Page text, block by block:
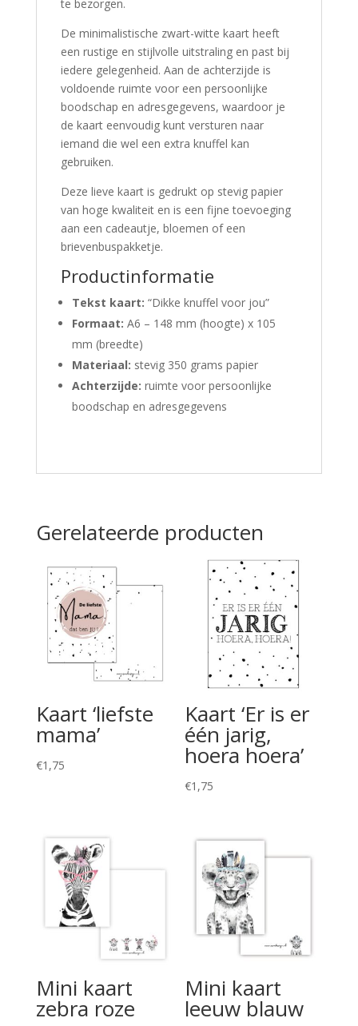
te bezorgen.
De minimalistische zwart-witte kaart heeft
een rustige en stijlvolle uitstraling en past bij
iedere gelegenheid. Aan de achterzijde is
voldoende ruimte voor een persoonlijke
boodschap en adresgegevens, waardoor je
de kaart eenvoudig kunt versturen naar
iemand die wel een extra knuffel kan
gebruiken.
Deze lieve kaart is gedrukt op stevig papier
van hoge kwaliteit en is een fijne toevoeging
aan een cadeautje, bloemen of een
brievenbuspakketje.
Productinformatie
Tekst kaart: “Dikke knuffel voor jou”
Formaat: A6 – 148 mm (hoogte) x 105
mm (breedte)
Materiaal: stevig 350 grams papier
Achterzijde: ruimte voor persoonlijke
boodschap en adresgegevens
Gerelateerde producten
Kaart ‘liefste
mama’
€1,75
Kaart ‘Er is er
één jarig,
hoera hoera’
€1,75
Mini kaart
zebra roze
Mini kaart
leeuw blauw